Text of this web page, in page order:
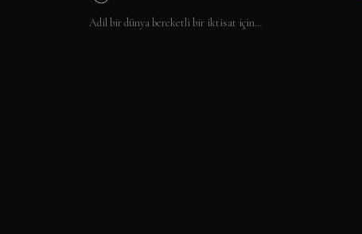
Adil bir dünya bereketli bir iktisat için…